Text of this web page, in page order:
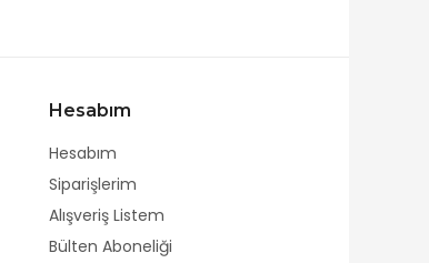
Hesabım
Hesabım
Siparişlerim
Alışveriş Listem
Bülten Aboneliği